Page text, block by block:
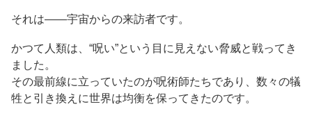
それは——宇宙からの来訪者です。
かつて人類は、“呪い”という目に見えない脅威と戦ってき
ました。
その最前線に立っていたのが呪術師たちであり、数々の犠
牲と引き換えに世界は均衡を保ってきたのです。